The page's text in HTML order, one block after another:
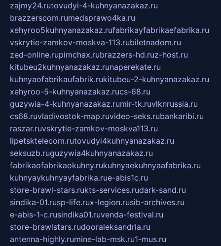
zajmy24.rutovudyi-4-kuhnyanazakaz.ru
brazzerscom.rumedsprawo4ka.ru
xehyroo5kuhnyanazakaz.rufabrikayfabrikaefabrika.ru
vskrytie-zamkov-moskva-113.rubiletnadom.ru
zed-online.rupimchax.rubrazzers-hd.ruz-host.ru
kitubeu2kuhnyanazakaz.runaperekate.ru
kuhnyaofabrikaufabrik.rukitubeu-2-kuhnyanazakaz.ru
xehyroo-5-kuhnyanazakaz.rucs-68.ru
guzywia-4-kuhnyanazakaz.rumir-tk.ruvlknrussia.ru
cs68.ruvladivostok-map.ruvideo-seks.rubankaribi.ru
raszar.ruvskrytie-zamkov-moskva113.ru
lipetsktelecom.rutovudyi4kuhnyanazakaz.ru
seksuzb.ruguzywia4kuhnyanazakaz.ru
fabrikaofabrikaokuhny.rukuhnyaekuhnyaafabrika.ru
kuhnyaykuhnyayfabrika.rue-abis1c.ru
store-brawl-stars.rukts-services.rudark-sand.ru
sindika-01.rusp-life.rux-legion.rusib-archives.ru
e-abis-1-c.rusindika01.ruvenda-festival.ru
store-brawlstars.rudooraleksandria.ru
antenna-highly.rumine-lab-msk.ru1-mus.ru